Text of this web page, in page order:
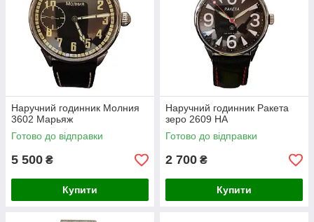
Наручний годинник Молния
3602 Марьяж
Готово до відправки
5 500 ₴
Купити
Наручний годинник Ракета
зеро 2609 НА
Готово до відправки
2 700 ₴
Купити